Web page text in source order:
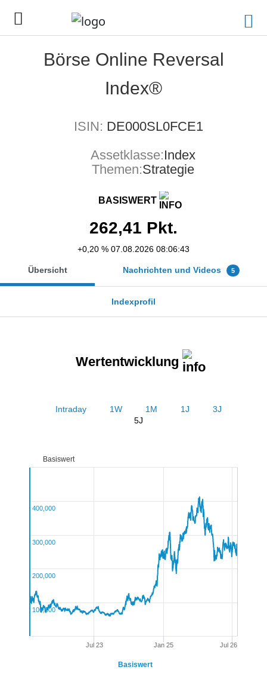
Börse Online Reversal
Index®
ISIN: DE000SL0FCE1
Assetklasse:Index
Themen:Strategie
BASISWERT
262,41 Pkt.
+0,20 % 07.08.2026 08:06:43
Übersicht Nachrichten und Videos 5
Indexprofil
Wertentwicklung
Intraday 1W 1M 1J
3J
5J
Jul 23 Jan 25 Jul 26
100,000
200,000
300,000
400,000
Basiswert
Basiswert